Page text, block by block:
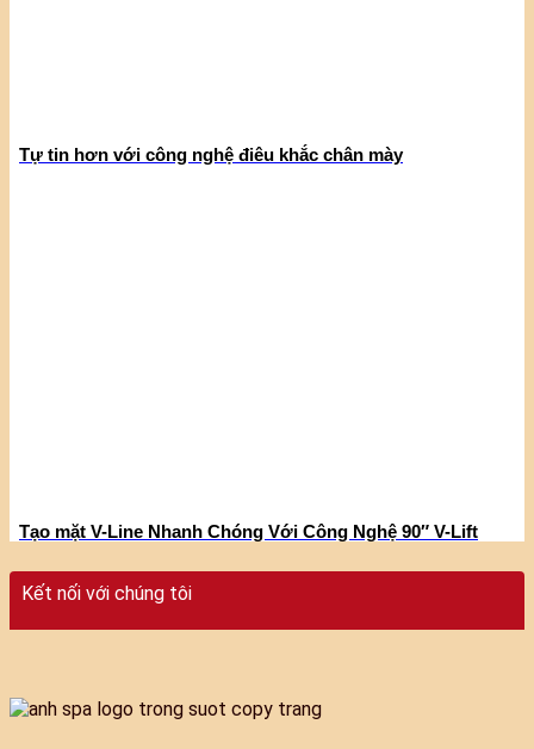
Tự tin hơn với công nghệ điêu khắc chân mày
Tạo mặt V-Line Nhanh Chóng Với Công Nghệ 90″ V-Lift
Kết nối với chúng tôi